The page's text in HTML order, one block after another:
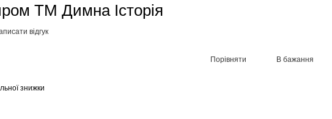
ТМ Димна Історія
відгук
Порівняти В бажання
знижки